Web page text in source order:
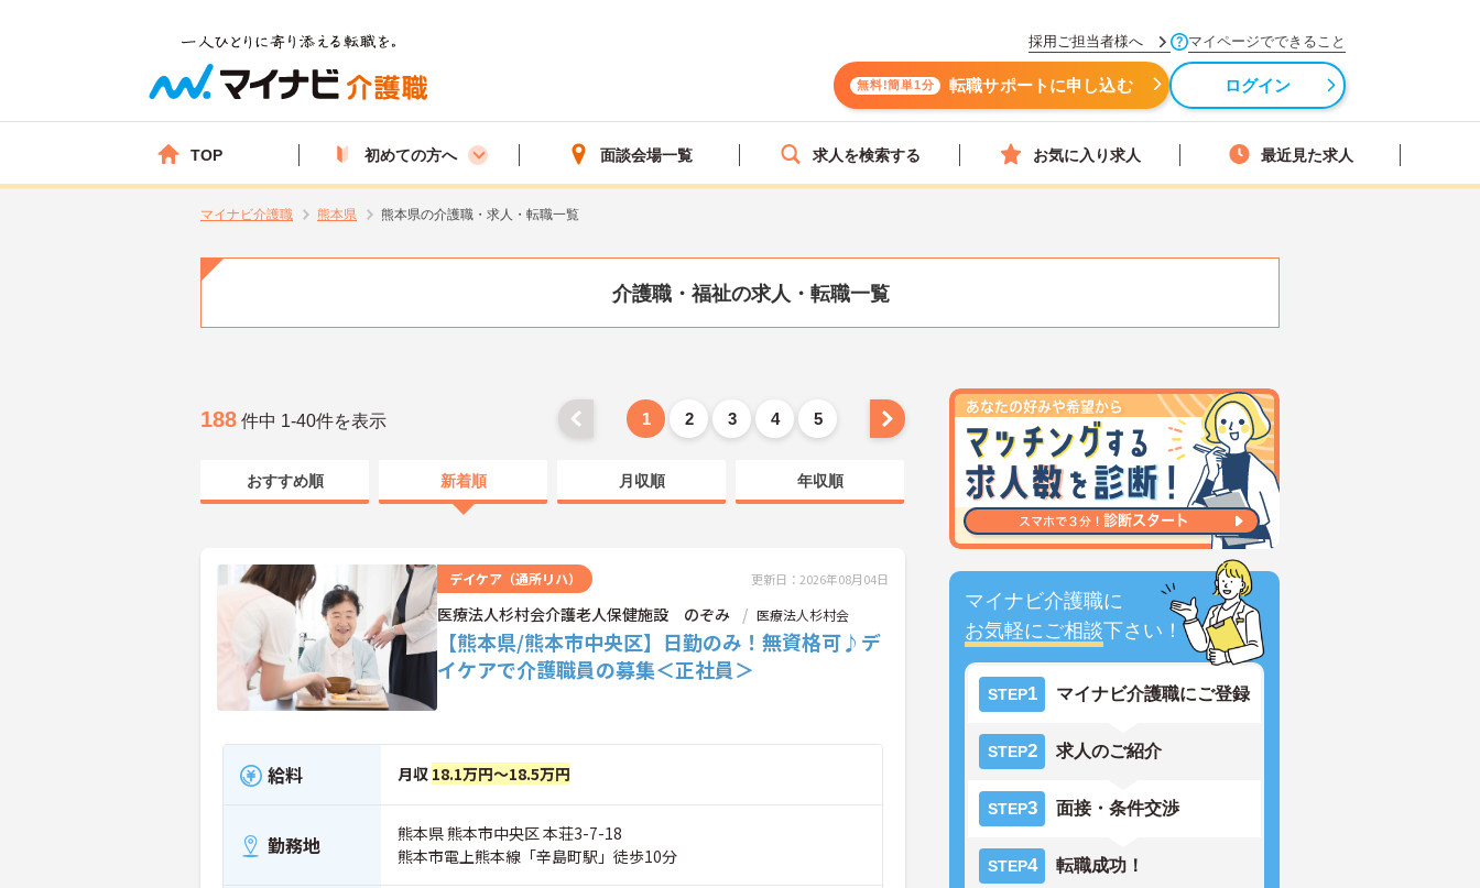
採用ご担当者様へ マイページでできること
無料!簡単1分 転職サポートに申し込む ログイン
TOP 初めての方へ 面談会場一覧 求人を検索する お気に入り求人 最近見た求人
マイナビ介護職 熊本県 熊本県の介護職・求人・転職一覧
介護職・福祉の求人・転職一覧
マイナビ介護職に
お気軽にご相談下さい！
STEP1 マイナビ介護職にご登録
STEP2 求人のご紹介
STEP3 面接・条件交渉
STEP4 転職成功！
188 件中 1-40件を表示 1 2 3 4 5
おすすめ順 新着順 月収順 年収順
デイケア（通所リハ） 更新日：2026年08月04日
医療法人杉村会介護老人保健施設 のぞみ 医療法人杉村会
【熊本県/熊本市中央区】日勤のみ！無資格可♪デ
イケアで介護職員の募集＜正社員＞
給料 月収 18.1万円～18.5万円
勤務地
熊本県 熊本市中央区 本荘3-7-18
熊本市電上熊本線「辛島町駅」徒歩10分